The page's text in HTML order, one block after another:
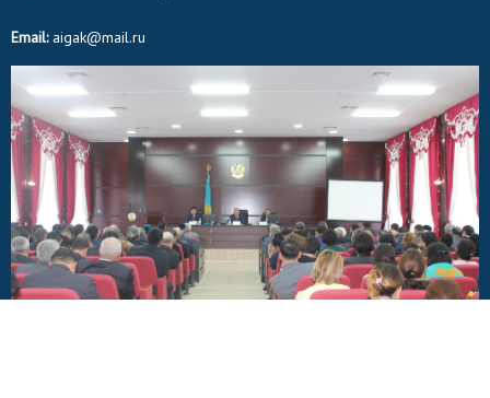
Email:aigak@mail.ru